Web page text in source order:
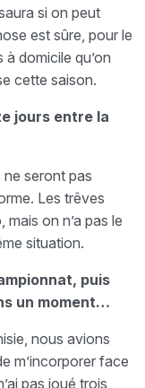
si on peut
est sûre, pour le
domicile qu’on
cette saison.
jours entre la
seront pas
Les trêves
on n’a pas le
situation.
puis
un moment…
nous avions
m’incorporer face
pas joué trois